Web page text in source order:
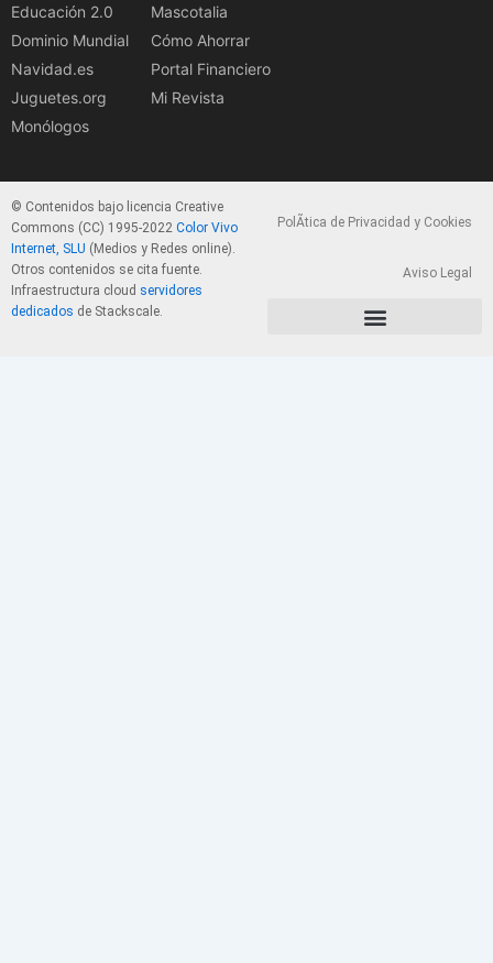
Educación 2.0
Dominio Mundial
Navidad.es
Juguetes.org
Monólogos
Mascotalia
Cómo Ahorrar
Portal Financiero
Mi Revista
© Contenidos bajo licencia Creative
Commons (CC) 1995-2022 Color Vivo
Internet, SLU (Medios y Redes online).
Otros contenidos se cita fuente.
Infraestructura cloud servidores
dedicados de Stackscale.
PolÃ­tica de Privacidad y Cookies
Aviso Legal